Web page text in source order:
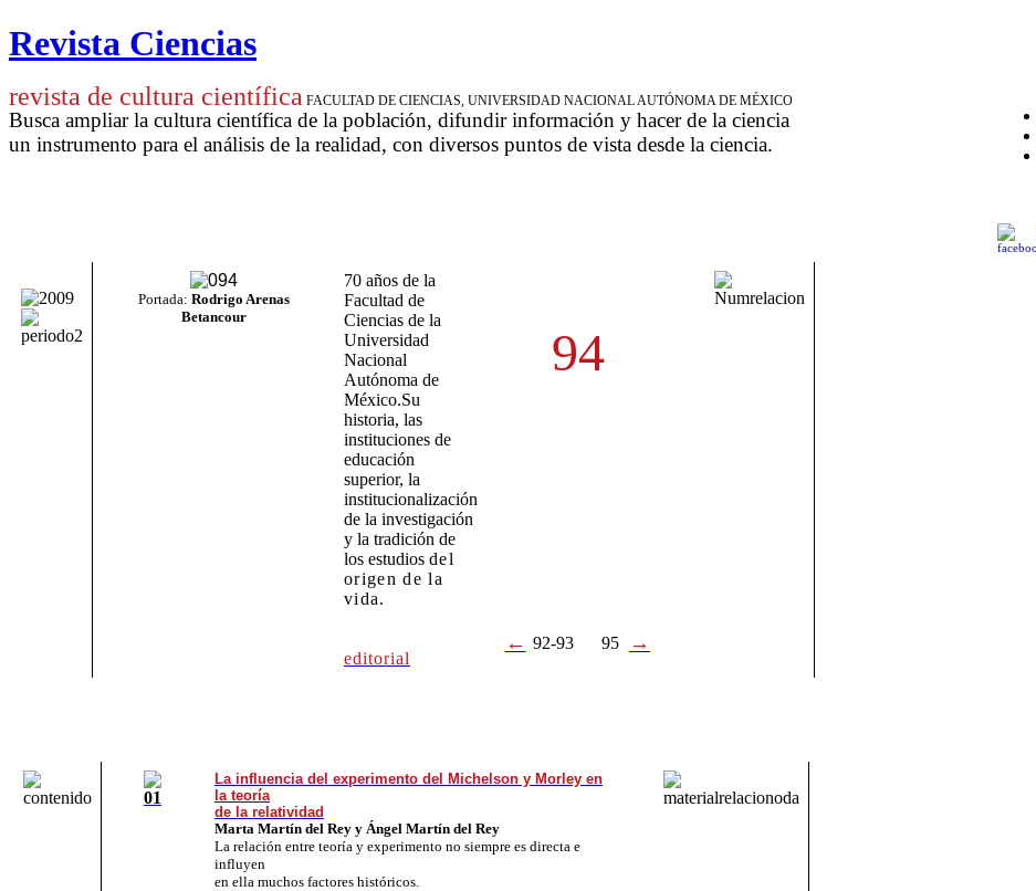
Revista Ciencias
revista de cultura científica FACULTAD DE CIENCIAS, UNIVERSIDAD NACIONAL AUTÓNOMA DE MÉXICO
Busca ampliar la cultura científica de la población, difundir información y hacer de la ciencia
un instrumento para el análisis de la realidad, con diversos puntos de vista desde la ciencia.
Portada: Rodrigo Arenas
Betancour
70 años de la
Facultad de
Ciencias de la
Universidad
Nacional
Autónoma de
México.Su
historia, las
instituciones de
educación
superior, la
institucionalización
de la investigación
y la tradición de
los estudios del
origen de la
vida.
editorial
94
← 92-93 95 →
La influencia del experimento del Michelson y Morley en
la teoría
de la relatividad
Marta Martín del Rey y Ángel Martín del Rey
La relación entre teoría y ex­perimento no siempre es directa e
influyen
en ella muchos factores históricos.